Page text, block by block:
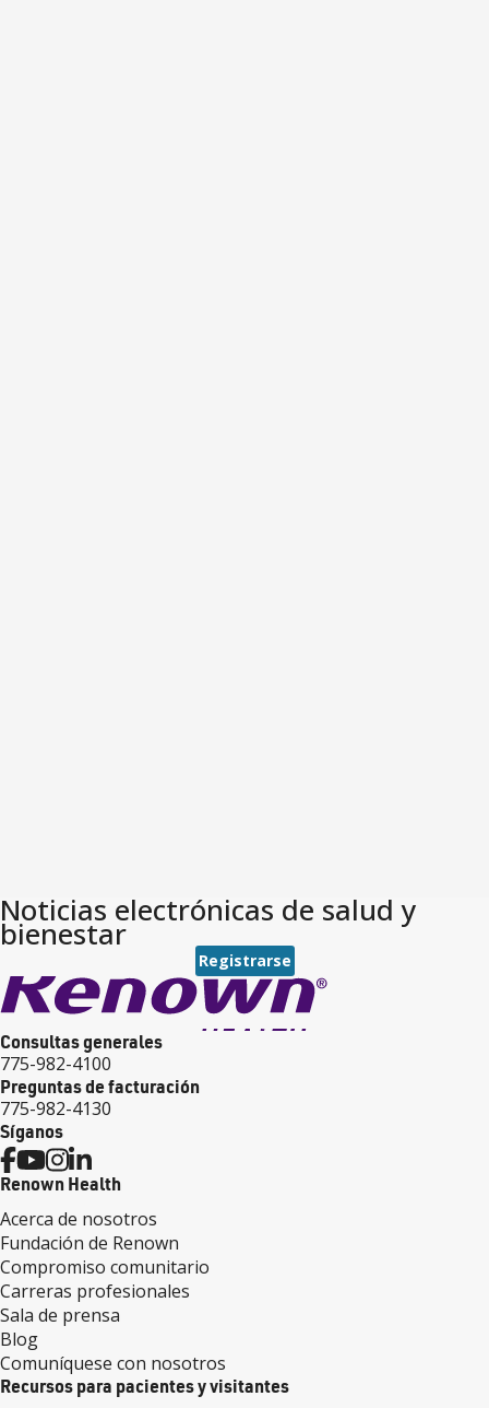
Noticias electrónicas de salud y
bienestar
Registrarse
Consultas generales
775-982-4100
Preguntas de facturación
775-982-4130
Síganos
Renown Health
Acerca de nosotros
Fundación de Renown
Compromiso comunitario
Carreras profesionales
Sala de prensa
Blog
Comuníquese con nosotros
Recursos para pacientes y visitantes